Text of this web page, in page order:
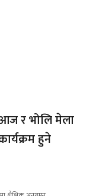
र भोलि मेला
हुने